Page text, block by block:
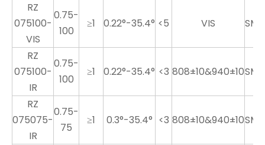
RZ
075100-
VIS
0.75-
100
≥1 0.22°-35.4° <5 VIS
RZ
075100-
IR
0.75-
100
≥1 0.22°-35.4° <3 808±10&940±10
RZ
075075-
IR
0.75-
75
≥1 0.3°-35.4° <3 808±10&940±10